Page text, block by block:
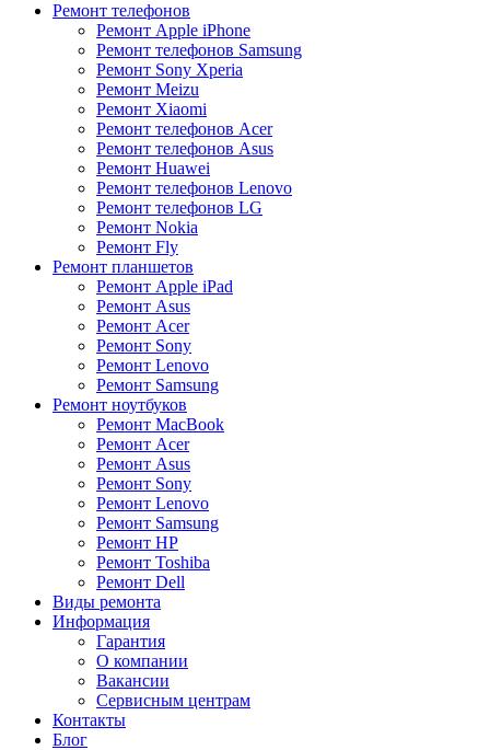
Ремонт телефонов
Ремонт Apple iPhone
Ремонт телефонов Samsung
Ремонт Sony Xperia
Ремонт Meizu
Ремонт Xiaomi
Ремонт телефонов Acer
Ремонт телефонов Asus
Ремонт Huawei
Ремонт телефонов Lenovo
Ремонт телефонов LG
Ремонт Nokia
Ремонт Fly
Ремонт планшетов
Ремонт Apple iPad
Ремонт Asus
Ремонт Acer
Ремонт Sony
Ремонт Lenovo
Ремонт Samsung
Ремонт ноутбуков
Ремонт MacBook
Ремонт Acer
Ремонт Asus
Ремонт Sony
Ремонт Lenovo
Ремонт Samsung
Ремонт HP
Ремонт Toshiba
Ремонт Dell
Виды ремонта
Информация
Гарантия
О компании
Вакансии
Сервисным центрам
Контакты
Блог